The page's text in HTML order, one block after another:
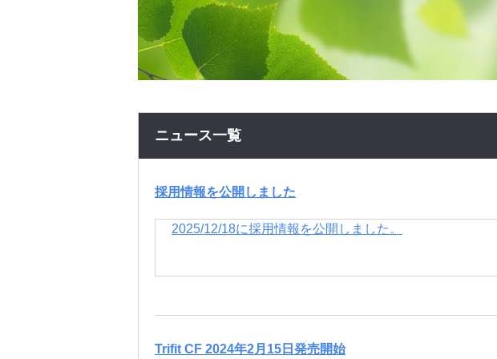
ニュース一覧
採用情報を公開しました
2025/12/18に採用情報を公開しました。
Trifit CF 2024年2月15日発売開始